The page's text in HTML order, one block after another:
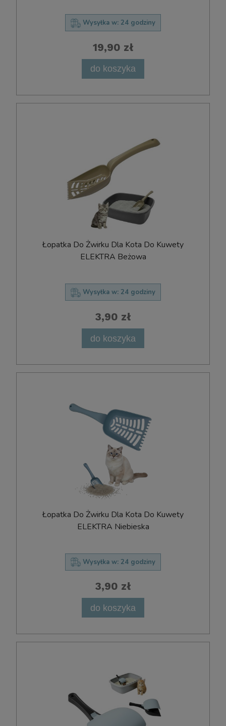
Wysyłka w: 24 godziny
19,90 zł
do koszyka
Łopatka Do Żwirku Dla Kota Do Kuwety
ELEKTRA Beżowa
Wysyłka w: 24 godziny
3,90 zł
do koszyka
Łopatka Do Żwirku Dla Kota Do Kuwety
ELEKTRA Niebieska
Wysyłka w: 24 godziny
3,90 zł
do koszyka